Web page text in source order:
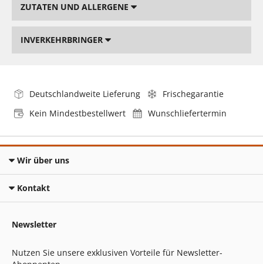
ZUTATEN UND ALLERGENE
INVERKEHRBRINGER
Deutschlandweite Lieferung
Frischegarantie
Kein Mindestbestellwert
Wunschliefertermin
Wir über uns
Kontakt
Newsletter
Nutzen Sie unsere exklusiven Vorteile für Newsletter-